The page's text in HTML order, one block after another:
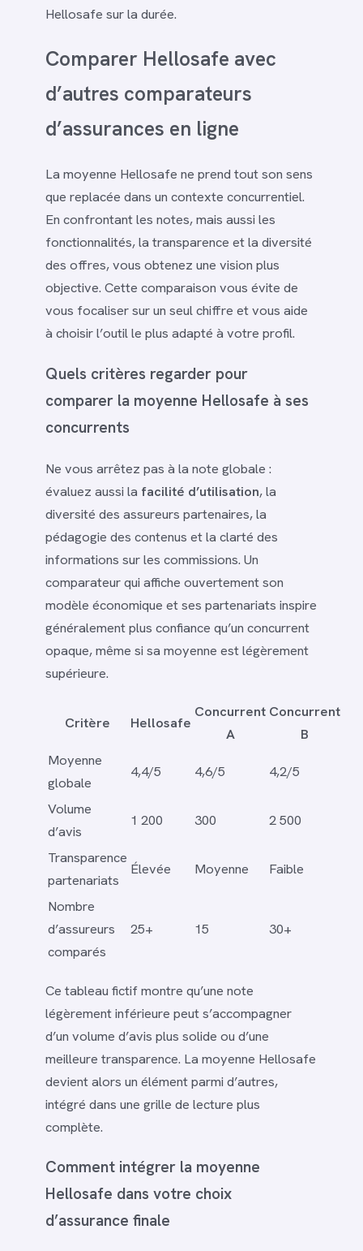
Hellosafe sur la durée.
Comparer Hellosafe avec
d’autres comparateurs
d’assurances en ligne
La moyenne Hellosafe ne prend tout son sens
que replacée dans un contexte concurrentiel.
En confrontant les notes, mais aussi les
fonctionnalités, la transparence et la diversité
des offres, vous obtenez une vision plus
objective. Cette comparaison vous évite de
vous focaliser sur un seul chiffre et vous aide
à choisir l’outil le plus adapté à votre profil.
Quels critères regarder pour
comparer la moyenne Hellosafe à ses
concurrents
Ne vous arrêtez pas à la note globale :
évaluez aussi la facilité d’utilisation, la
diversité des assureurs partenaires, la
pédagogie des contenus et la clarté des
informations sur les commissions. Un
comparateur qui affiche ouvertement son
modèle économique et ses partenariats inspire
généralement plus confiance qu’un concurrent
opaque, même si sa moyenne est légèrement
supérieure.
Critère Hellosafe
Concurrent
A
Concurrent
B
Moyenne
globale
4,4/5 4,6/5 4,2/5
Volume
d’avis
1 200 300 2 500
Transparence
partenariats
Élevée Moyenne Faible
Nombre
d’assureurs
comparés
25+ 15 30+
Ce tableau fictif montre qu’une note
légèrement inférieure peut s’accompagner
d’un volume d’avis plus solide ou d’une
meilleure transparence. La moyenne Hellosafe
devient alors un élément parmi d’autres,
intégré dans une grille de lecture plus
complète.
Comment intégrer la moyenne
Hellosafe dans votre choix
d’assurance finale